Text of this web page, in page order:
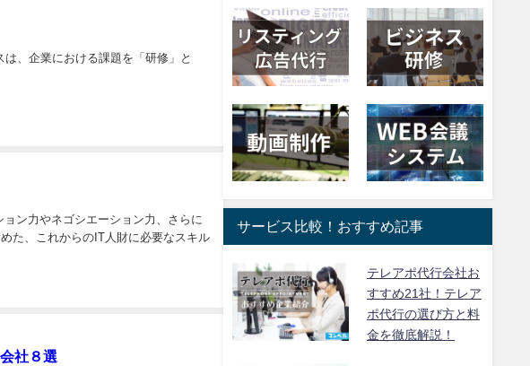
、企業における課題を「研修」と
ン力やネゴシエーション力、さらに
た、これからのIT人財に必要なスキル
社８選
サービス比較！おすすめ記事
テレアポ代行会社お
すすめ21社！テレア
ポ代行の選び方と料
金を徹底解説！